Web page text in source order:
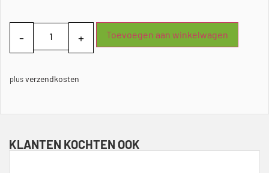
Toevoegen aan winkelwagen
plusverzendkosten
KLANTEN KOCHTEN OOK